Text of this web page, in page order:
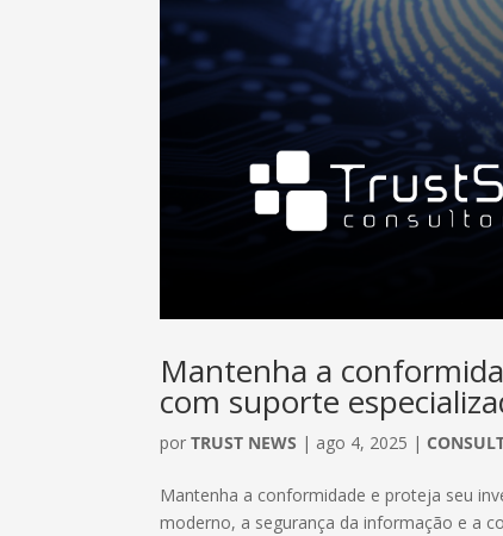
Mantenha a
com suporte
porTRUST NEWS | ago 4, 2025 |
Mantenha a conformidade e proteja seu
moderno, a segurança da informação e a